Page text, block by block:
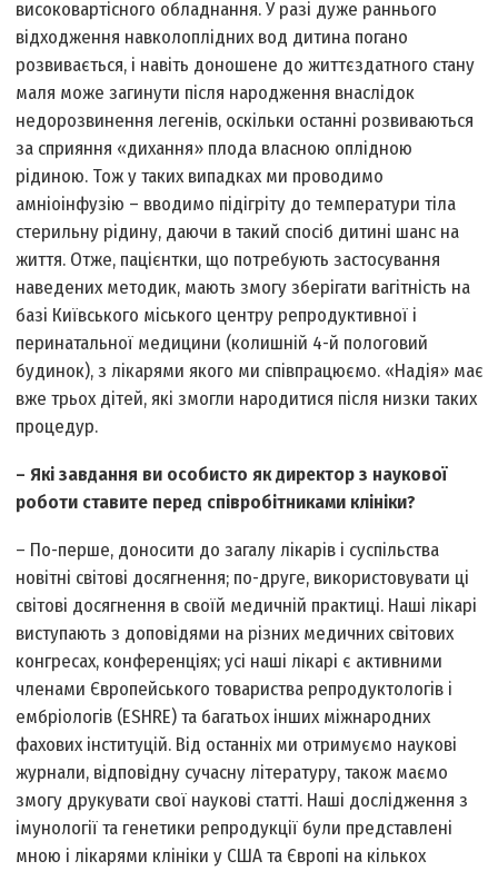
високовартісного обладнання. У разі дуже раннього
відходження навколоплідних вод дитина погано
розвивається, і навіть доношене до життєздатного стану
маля може загинути після народження внаслідок
недорозвинення легенів, оскільки останні розвиваються
за сприяння «дихання» плода власною оплідною
рідиною. Тож у таких випадках ми проводимо
амніоінфузію – вводимо підігріту до температури тіла
стерильну рідину, даючи в такий спосіб дитині шанс на
життя. Отже, пацієнтки, що потребують застосування
наведених методик, мають змогу зберігати вагітність на
базі Київського міського центру репродуктивної і
перинатальної медицини (колишній 4-й пологовий
будинок), з лікарями якого ми співпрацюємо. «Надія» має
вже трьох дітей, які змогли народитися після низки таких
процедур.
– Які завдання ви особисто як директор з наукової
роботи ставите перед співробітниками клініки?
– По-перше, доносити до загалу лікарів і суспільства
новітні світові досягнення; по-друге, використовувати ці
світові досягнення в своїй медичній практиці. Наші лікарі
виступають з доповідями на різних медичних світових
конгресах, конференціях; усі наші лікарі є активними
членами Європейського товариства репродуктологів і
ембріологів (ESHRE) та багатьох інших міжнародних
фахових інституцій. Від останніх ми отримуємо наукові
журнали, відповідну сучасну літературу, також маємо
змогу друкувати свої наукові статті. Наші дослідження з
імунології та генетики репродукції були представлені
мною і лікарями клініки у США та Європі на кількох